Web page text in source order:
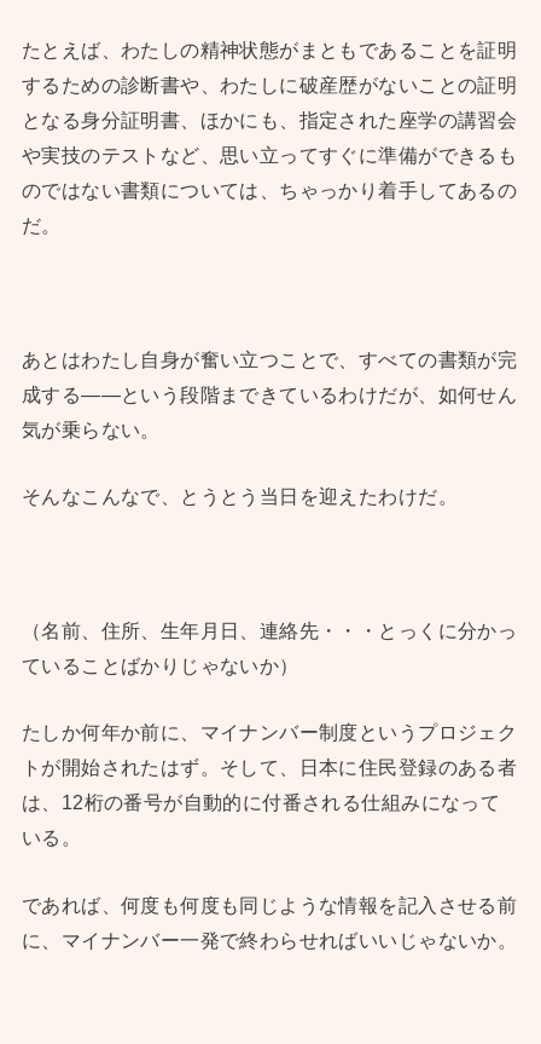
たとえば、わたしの精神状態がまともであることを証明
するための診断書や、わたしに破産歴がないことの証明
となる身分証明書、ほかにも、指定された座学の講習会
や実技のテストなど、思い立ってすぐに準備ができるも
のではない書類については、ちゃっかり着手してあるの
だ。
あとはわたし自身が奮い立つことで、すべての書類が完
成する——という段階まできているわけだが、如何せん
気が乗らない。
そんなこんなで、とうとう当日を迎えたわけだ。
（名前、住所、生年月日、連絡先・・・とっくに分かっ
ていることばかりじゃないか）
たしか何年か前に、マイナンバー制度というプロジェク
トが開始されたはず。そして、日本に住民登録のある者
は、12桁の番号が自動的に付番される仕組みになって
いる。
であれば、何度も何度も同じような情報を記入させる前
に、マイナンバー一発で終わらせればいいじゃないか。